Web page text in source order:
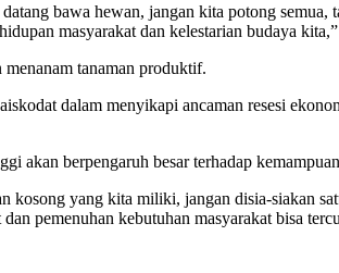
bawa hewan, jangan kita potong semua,
masyarakat dan kelestarian budaya
menanam tanaman produktif.
dalam menyikapi ancaman resesi
akan berpengaruh besar terhadap
kosong yang kita miliki, jangan disia-siakan
pemenuhan kebutuhan masyarakat bisa